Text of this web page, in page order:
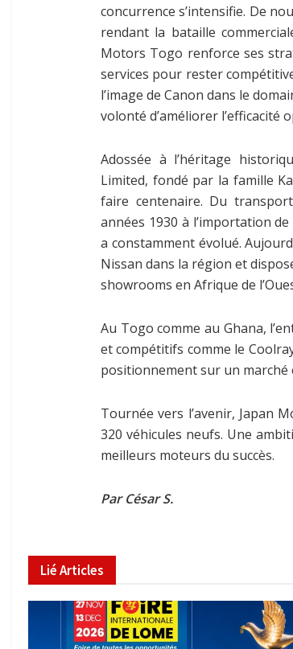
concurrence s’intensifie. De
rendant la bataille
Motors Togo renforce ses
services pour rester
l’image de Canon dans le
volonté d’améliorer l’efficacité
Adossée à l’héritage
Limited, fondé par la famille
faire centenaire. Du
années 1930 à l’importation
a constamment évolué.
Nissan dans la région et
showrooms en Afrique de
Au Togo comme au Ghana,
et compétitifs comme le
positionnement sur un marché
Tournée vers l’avenir, Japan
320 véhicules neufs. Une
meilleurs moteurs du succès.
Par César S.
LiéArticles